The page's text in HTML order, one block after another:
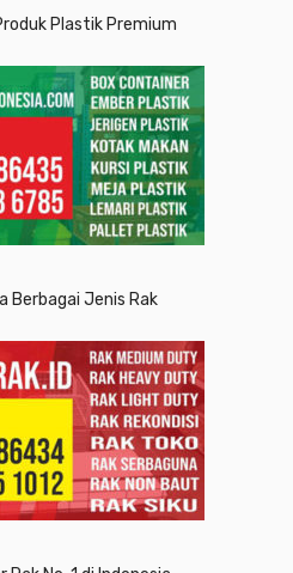
Plastik Premium
Berbagai Jenis Rak